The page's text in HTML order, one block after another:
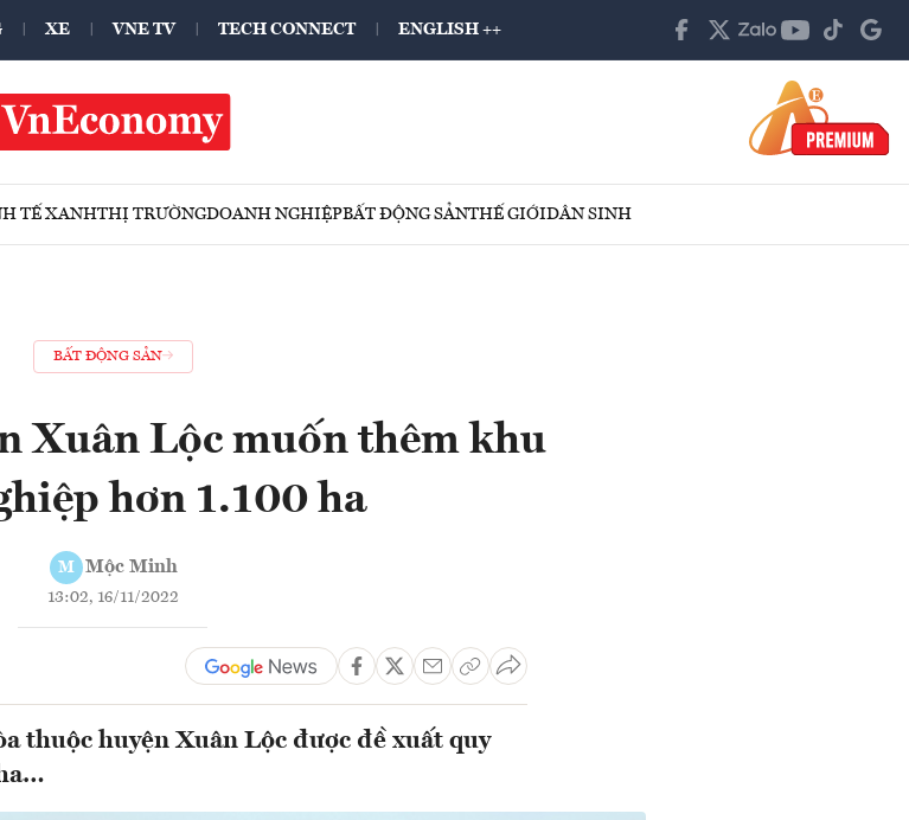
XE VNE TV TECH CONNECT ENGLISH ++
TẾ XANHTHỊ TRƯỜNGDOANH NGHIỆPBẤT ĐỘNG SẢNTHẾ GIỚIDÂN SINH
BẤT ĐỘNG SẢN
Xuân Lộc muốn thêm khu
hơn 1.100 ha
M Mộc Minh
13:02, 16/11/2022
thuộc huyện Xuân Lộc được đề xuất quy